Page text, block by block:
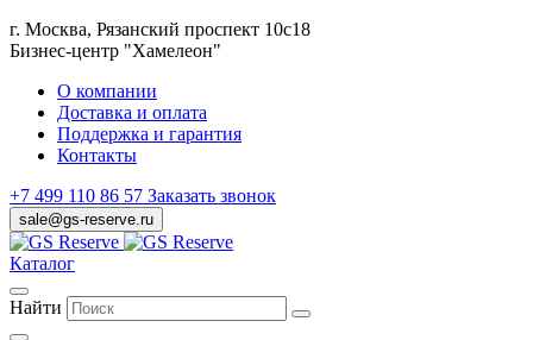
г. Москва, Рязанский проспект 10с18
Бизнес-центр "Хамелеон"
О компании
Доставка и оплата
Поддержка и гарантия
Контакты
+7 499 110 86 57 Заказать звонок
sale@gs-reserve.ru
Каталог
Найти